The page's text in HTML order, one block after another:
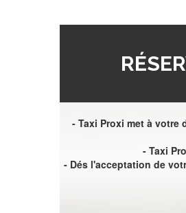
- Taxi Proxi met à votre
- Taxi
- Dés l'acceptation de